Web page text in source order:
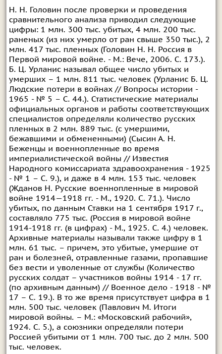
Н. Н. Головин после проверки и проведения
сравнительного анализа приводил следующие
цифры: 1 млн. 300 тыс. убитых, 4 млн. 200 тыс.
раненых (из них умерло от ран свыше 350 тыс.), 2
млн. 417 тыс. пленных (Головин Н. Н. Россия в
Первой мировой войне. - М.: Вече, 2006. С. 173.).
Б. Ц. Урланис называл общее число убитых и
умерших – 1 млн. 811 тыс. человек (Урланис Б. Ц.
Людские потери в войнах // Вопросы истории -
1965 - № 5 – С. 44.). Статистические материалы
официальных органов и работы соответствующих
специалистов определяли количество русских
пленных в 2 млн. 889 тыс. (с умершими,
бежавшими и обмененными) (Сысин А. Н.
Беженцы и военнопленные во время
империалистической войны // Известия
Народного комиссариата здравоохранения - 1925
- № 1 – С. 9.), и даже в 4 млн. 153 тыс. человек
(Жданов Н. Русские военнопленные в мировой
войне 1914—1918 гг. - М., 1920. С. 71.). Число
убитых, по данным Ставки на 1 сентября 1917 г.,
составляло 775 тыс. (Россия в мировой войне
1914-1918 гг. (в цифрах) - М., 1925. С. 4.) человек.
Архивные материалы называли также цифру в 1
млн. 61 тыс. – причем, это убитые, умершие от
ран и болезней, отравленные газами, пропавшие
без вести и уволенные от службы (Количество
русских солдат – участников войны 1914 - 17 гг.
(по архивным данным) // Военное дело - 1918 - №
17 – С. 19.). В то же время присутствует цифра в 1
млн. 500 тыс. человек (Павлович М. Итоги
мировой войны. – М.: «Московский рабочий»,
1924. С. 5.), а союзники определяли потери
Россией убитыми от 1 млн. 700 тыс. до 2 млн. 500
тыс. человек.